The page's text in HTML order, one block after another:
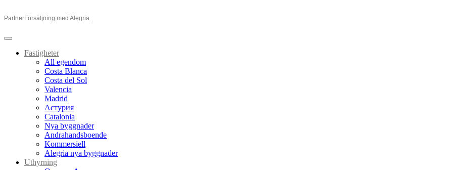
PartnerFörsäljning med Alegria
Fastigheter
All egendom
Costa Blanca
Costa del Sol
Valencia
Madrid
Астурия
Catalonia
Nya byggnader
Andrahandsboende
Kommersiell
Alegria nya byggnader
Uthyrning